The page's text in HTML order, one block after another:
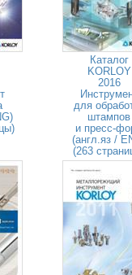
Каталог
KORLOY
2016
для
штампов
и пресс-
(англ.яз /
(263